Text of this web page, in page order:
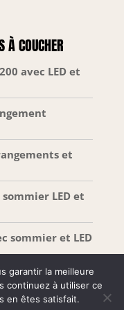
reprennent leur
ouverture
de 10 ans incluse
durabilité pour
À COUCHER
avec LED et
et
LED et
sommier et LED
-Plan de
garantir la meilleure
continuez à utiliser ce
en êtes satisfait.